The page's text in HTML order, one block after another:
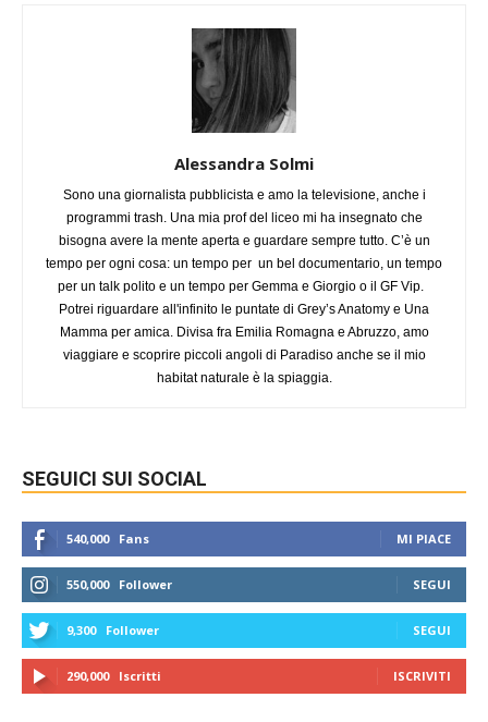
Alessandra Solmi
Sono una giornalista pubblicista e amo la televisione, anche i
programmi trash. Una mia prof del liceo mi ha insegnato che
bisogna avere la mente aperta e guardare sempre tutto. C’è un
tempo per ogni cosa: un tempo per un bel documentario, un tempo
per un talk polito e un tempo per Gemma e Giorgio o il GF Vip.
Potrei riguardare all'infinito le puntate di Grey’s Anatomy e Una
Mamma per amica. Divisa fra Emilia Romagna e Abruzzo, amo
viaggiare e scoprire piccoli angoli di Paradiso anche se il mio
habitat naturale è la spiaggia.
SEGUICI SUI SOCIAL
540,000 Fans MI PIACE
550,000 Follower SEGUI
9,300 Follower SEGUI
290,000 Iscritti ISCRIVITI